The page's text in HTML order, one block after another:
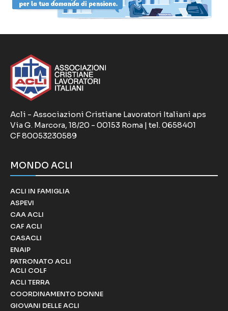
Acli - Associazioni Cristiane Lavoratori Italiani aps
Via G. Marcora, 18/20 - 00153 Roma | tel. 0658401
CF 80053230589
MONDO ACLI
ACLI IN FAMIGLIA
ASPEVI
CAA ACLI
CAF ACLI
CASACLI
ENAIP
PATRONATO ACLI
ACLI COLF
ACLI TERRA
COORDINAMENTO DONNE
GIOVANI DELLE ACLI